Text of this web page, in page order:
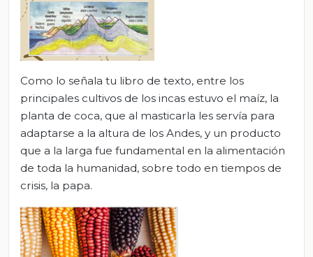
Como lo señala tu libro de texto, entre los
principales cultivos de los incas estuvo el maíz, la
planta de coca, que al masticarla les servía para
adaptarse a la altura de los Andes, y un producto
que a la larga fue fundamental en la alimentación
de toda la humanidad, sobre todo en tiempos de
crisis, la papa.